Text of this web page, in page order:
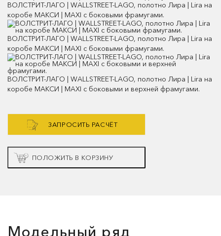
ВОЛСТРИТ-ЛАГО | WALLSTREET-LAGO, полотно Лира | Lira на
коробе МАКСИ | MAXI с боковыми фрамугами.
ВОЛСТРИТ-ЛАГО | WALLSTREET-LAGO, полотно Лира | Lira на
коробе МАКСИ | MAXI с боковыми фрамугами.
ВОЛСТРИТ-ЛАГО | WALLSTREET-LAGO, полотно Лира | Lira на
коробе МАКСИ | MAXI с боковыми и верхней фрамугами.
ЗАПРОСИТЬ РАСЧЁТ
ПОЛОЖИТЬ В КОРЗИНУ
Модельный ряд